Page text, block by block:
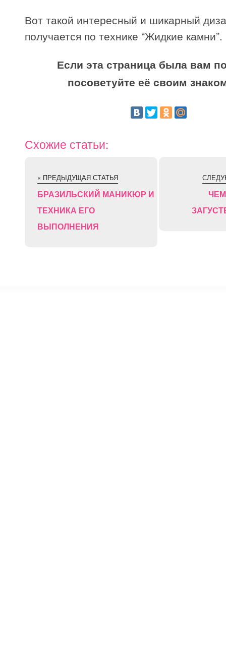
Вот такой интересный и шикарный
получается по технике “Жидкие камни”.
Если эта страница была вам
посоветуйте её своим
Схожие статьи:
« ПРЕДЫДУЩАЯ СТАТЬЯ
БРАЗИЛЬСКИЙ МАНИКЮР И
ТЕХНИКА ЕГО
ВЫПОЛНЕНИЯ